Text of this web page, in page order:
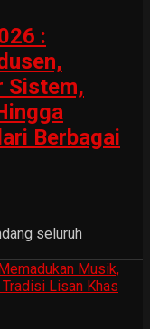
:
Sistem,
Berbagai
seluruh